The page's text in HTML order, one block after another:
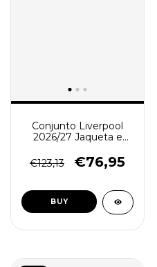
Conjunto Liverpool
2026/27 Jaqueta e
Masculino - Preto
€123,13 €76,95
BUY